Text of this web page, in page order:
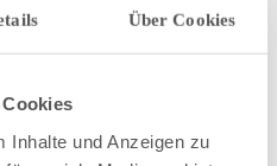
Über Cookies
Inhalte und Anzeigen zu
giving it an imperfect,